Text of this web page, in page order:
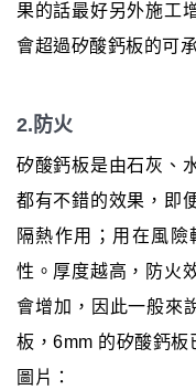
果的話最好另外施工
會超過矽酸鈣板的可
2.防火
矽酸鈣板是由石灰、
都有不錯的效果，即
隔熱作用；用在風
性。厚度越高，防火
會增加，因此一般來
板，6mm 的矽酸鈣板
圖片：